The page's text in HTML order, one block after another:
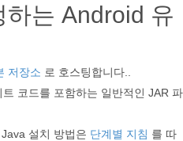
는 Android 유
저장소 로 호스팅합니다..
코드를 포함하는 일반적인 JAR 파
설치 방법은 단계별 지침 를 따